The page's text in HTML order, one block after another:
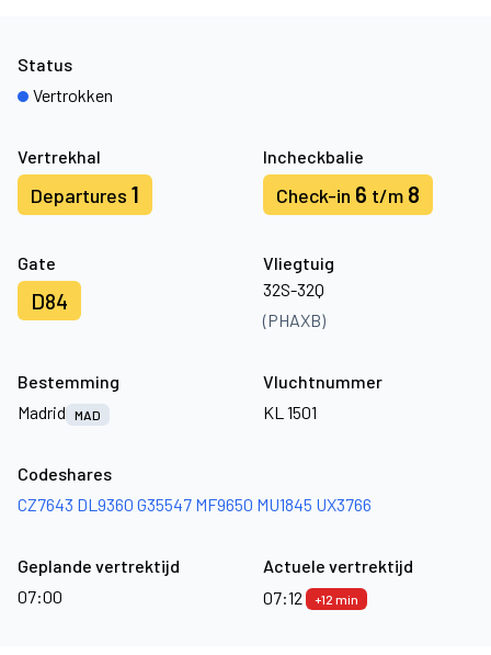
Vertrekhal
Departures 1
Incheckbalie
Check-in 6 t/m 8
Gate
D84
Vliegtuig
32S-32Q
(PHAXB)
Status
Vertrokken
Bestemming
Madrid
MAD
Vluchtnummer
KL 1501
Codeshares
CZ7643 DL9360 G35547 MF9650 MU1845 UX3766
Geplande vertrektijd
07:00
Actuele vertrektijd
07:12
+12 min